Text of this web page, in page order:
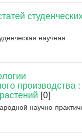
научная
производства :
[0]
научно-